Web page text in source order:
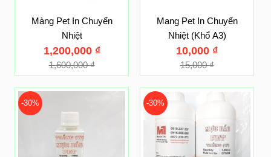
Màng Pet In Chuyển
Nhiệt
1,600,000₫
1,200,000 ₫
Mang Pet In Chuyển
Nhiệt (Khổ A3)
15,000₫
10,000 ₫
-30% -30%